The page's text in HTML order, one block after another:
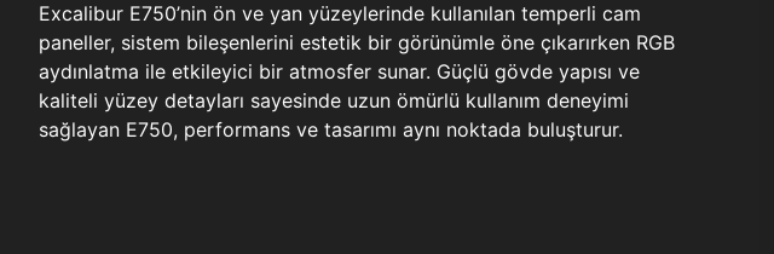
Excalibur E750’nin ön ve yan yüzeylerinde kullanılan temperli cam
paneller, sistem bileşenlerini estetik bir görünümle öne çıkarırken RGB
aydınlatma ile etkileyici bir atmosfer sunar. Güçlü gövde yapısı ve
kaliteli yüzey detayları sayesinde uzun ömürlü kullanım deneyimi
sağlayan E750, performans ve tasarımı aynı noktada buluşturur.